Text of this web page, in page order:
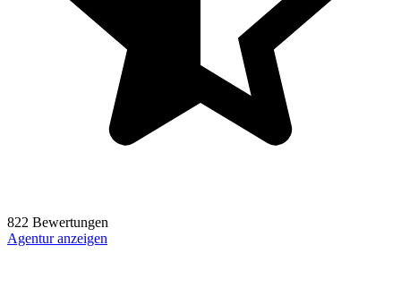
822 Bewertungen
Agentur anzeigen